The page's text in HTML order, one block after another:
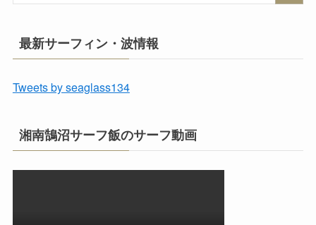
最新サーフィン・波情報
Tweets by seaglass134
湘南鵠沼サーフ飯のサーフ動画